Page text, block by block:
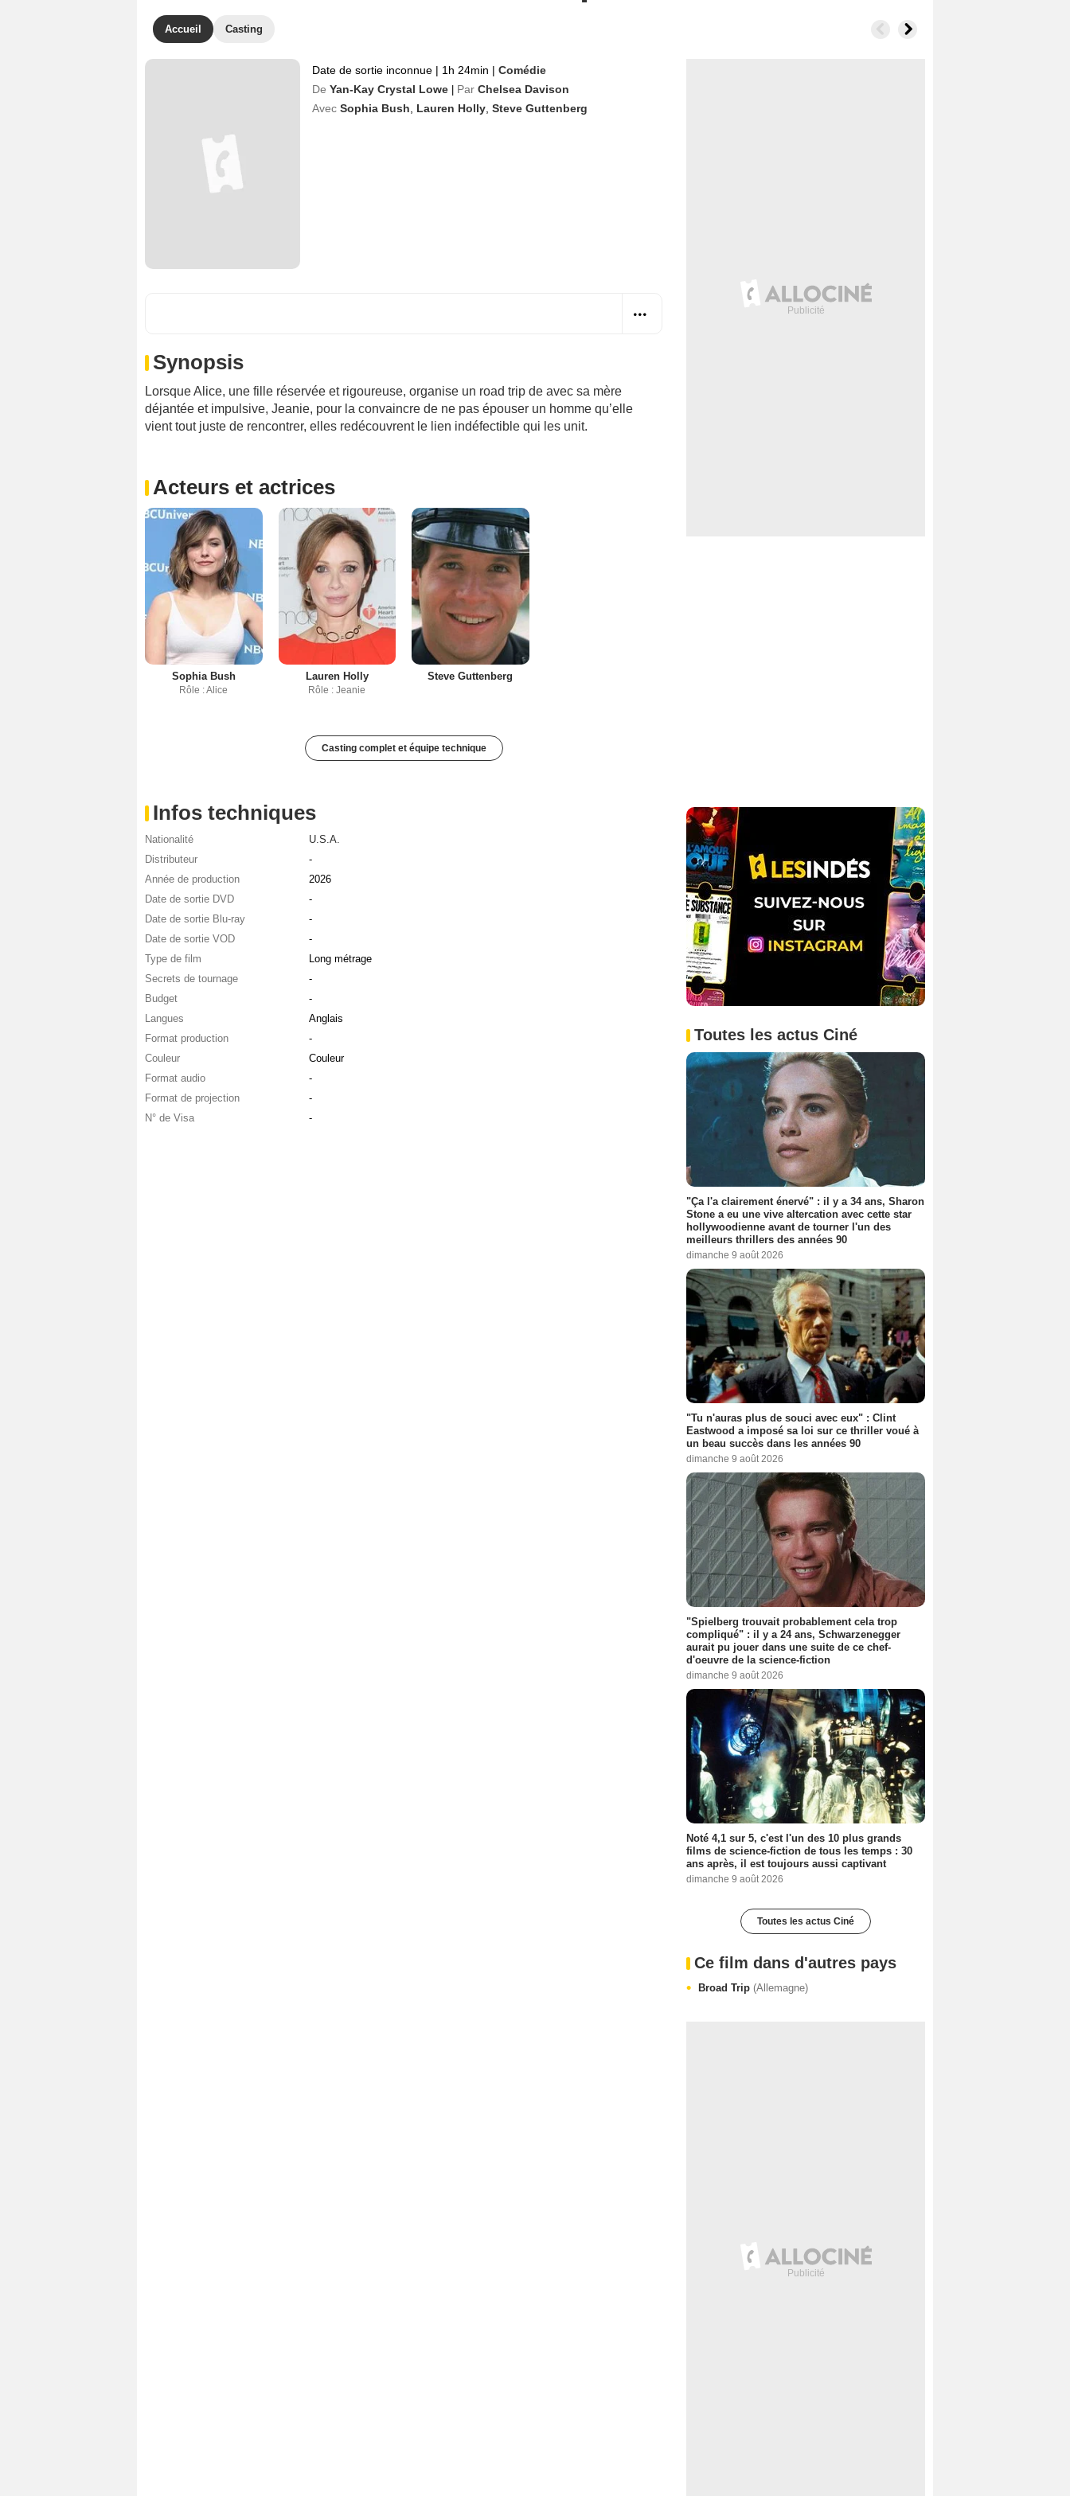
Accueil Casting
Date de sortie inconnue | 1h 24min | Comédie
De Yan-Kay Crystal Lowe Par Chelsea Davison
Avec Sophia Bush Lauren Holly Steve Guttenberg
Synopsis
Lorsque Alice, une fille réservée et rigoureuse, organise un road trip de avec sa mère
déjantée et impulsive, Jeanie, pour la convaincre de ne pas épouser un homme qu’elle
vient tout juste de rencontrer, elles redécouvrent le lien indéfectible qui les unit.
Acteurs et actrices
Sophia Bush
Rôle : Alice
Lauren Holly
Rôle : Jeanie
Steve Guttenberg
Casting complet et équipe technique
Infos techniques
Nationalité
U.S.A.
Distributeur
-
Année de production
2026
Date de sortie DVD
-
Date de sortie Blu-ray
-
Date de sortie VOD
-
Type de film
Long métrage
Secrets de tournage
-
Budget
-
Langues
Anglais
Format production
-
Couleur
Couleur
Format audio
-
Format de projection
-
N° de Visa
-
Toutes les actus Ciné
"Ça l'a clairement énervé" : il y a 34 ans, Sharon
Stone a eu une vive altercation avec cette star
hollywoodienne avant de tourner l'un des
meilleurs thrillers des années 90
dimanche 9 août 2026
"Tu n'auras plus de souci avec eux" : Clint
Eastwood a imposé sa loi sur ce thriller voué à
un beau succès dans les années 90
dimanche 9 août 2026
"Spielberg trouvait probablement cela trop
compliqué" : il y a 24 ans, Schwarzenegger
aurait pu jouer dans une suite de ce chef-
d'oeuvre de la science-fiction
dimanche 9 août 2026
Noté 4,1 sur 5, c'est l'un des 10 plus grands
films de science-fiction de tous les temps : 30
ans après, il est toujours aussi captivant
dimanche 9 août 2026
Toutes les actus Ciné
Ce film dans d'autres pays
Broad Trip (Allemagne)